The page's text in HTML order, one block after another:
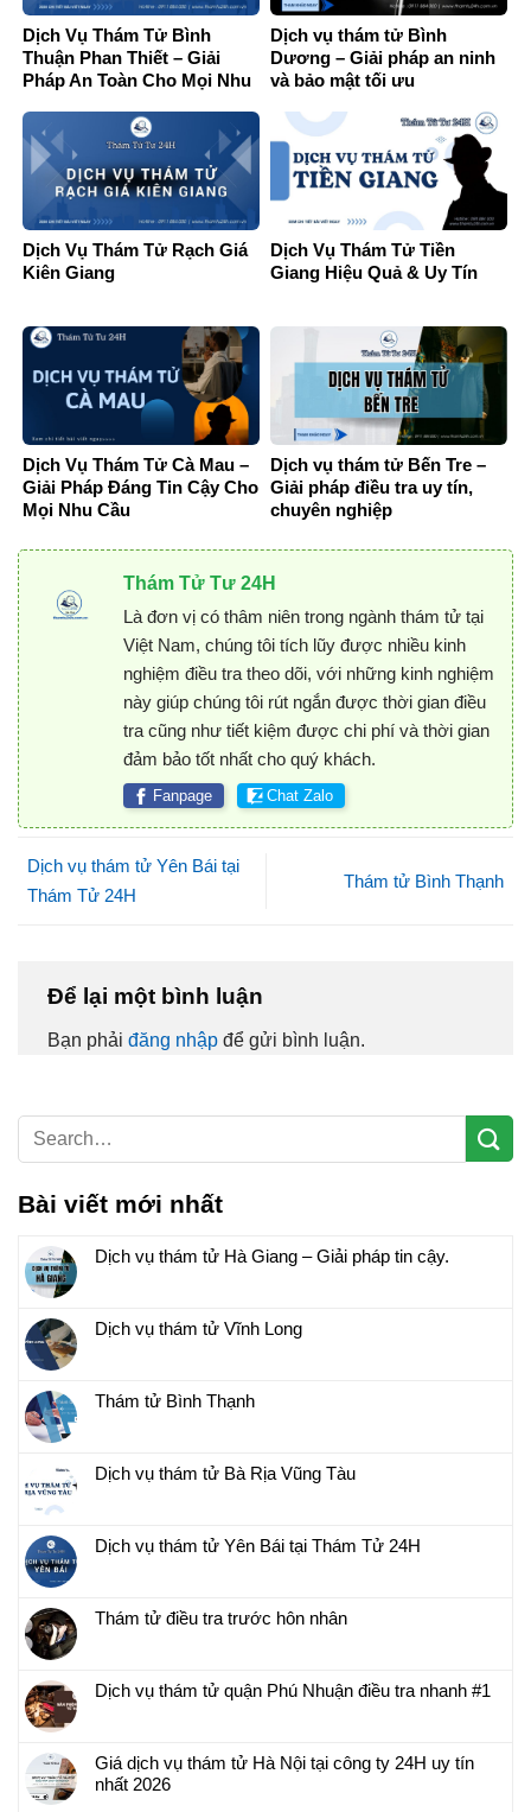
Dịch Vụ Thám Tử Bình
Thuận Phan Thiết – Giải
Pháp An Toàn Cho Mọi Nhu
Dịch vụ thám tử Bình
Dương – Giải pháp an ninh
và bảo mật tối ưu
Dịch Vụ Thám Tử Rạch Giá
Kiên Giang
Dịch Vụ Thám Tử Tiền
Giang Hiệu Quả & Uy Tín
Dịch Vụ Thám Tử Cà Mau –
Giải Pháp Đáng Tin Cậy Cho
Mọi Nhu Cầu
Dịch vụ thám tử Bến Tre –
Giải pháp điều tra uy tín,
chuyên nghiệp
Thám Tử Tư 24H
Là đơn vị có thâm niên trong ngành thám tử tại
Việt Nam, chúng tôi tích lũy được nhiều kinh
nghiệm điều tra theo dõi, với những kinh nghiệm
này giúp chúng tôi rút ngắn được thời gian điều
tra cũng như tiết kiệm được chi phí và thời gian
đảm bảo tốt nhất cho quý khách.
Fanpage Chat Zalo
Dịch vụ thám tử Yên Bái tại
Thám Tử 24H
Thám tử Bình Thạnh
Để lại một bình luận
Bạn phải đăng nhập để gửi bình luận.
Bài viết mới nhất
Dịch vụ thám tử Hà Giang – Giải pháp tin cậy.
Dịch vụ thám tử Vĩnh Long
Thám tử Bình Thạnh
Dịch vụ thám tử Bà Rịa Vũng Tàu
Dịch vụ thám tử Yên Bái tại Thám Tử 24H
Thám tử điều tra trước hôn nhân
Dịch vụ thám tử quận Phú Nhuận điều tra nhanh #1
Giá dịch vụ thám tử Hà Nội tại công ty 24H uy tín
nhất 2026